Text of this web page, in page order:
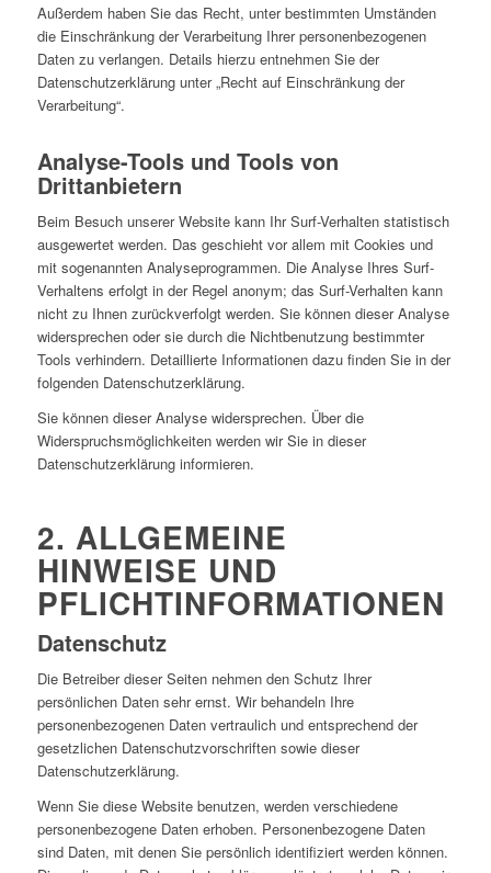
Außerdem haben Sie das Recht, unter bestimmten Umständen
die Einschränkung der Verarbeitung Ihrer personenbezogenen
Daten zu verlangen. Details hierzu entnehmen Sie der
Datenschutzerklärung unter „Recht auf Einschränkung der
Verarbeitung“.
Analyse-Tools und Tools von
Drittanbietern
Beim Besuch unserer Website kann Ihr Surf-Verhalten statistisch
ausgewertet werden. Das geschieht vor allem mit Cookies und
mit sogenannten Analyseprogrammen. Die Analyse Ihres Surf-
Verhaltens erfolgt in der Regel anonym; das Surf-Verhalten kann
nicht zu Ihnen zurückverfolgt werden. Sie können dieser Analyse
widersprechen oder sie durch die Nichtbenutzung bestimmter
Tools verhindern. Detaillierte Informationen dazu finden Sie in der
folgenden Datenschutzerklärung.
Sie können dieser Analyse widersprechen. Über die
Widerspruchsmöglichkeiten werden wir Sie in dieser
Datenschutzerklärung informieren.
2. ALLGEMEINE
HINWEISE UND
PFLICHTINFORMATIONEN
Datenschutz
Die Betreiber dieser Seiten nehmen den Schutz Ihrer
persönlichen Daten sehr ernst. Wir behandeln Ihre
personenbezogenen Daten vertraulich und entsprechend der
gesetzlichen Datenschutzvorschriften sowie dieser
Datenschutzerklärung.
Wenn Sie diese Website benutzen, werden verschiedene
personenbezogene Daten erhoben. Personenbezogene Daten
sind Daten, mit denen Sie persönlich identifiziert werden können.